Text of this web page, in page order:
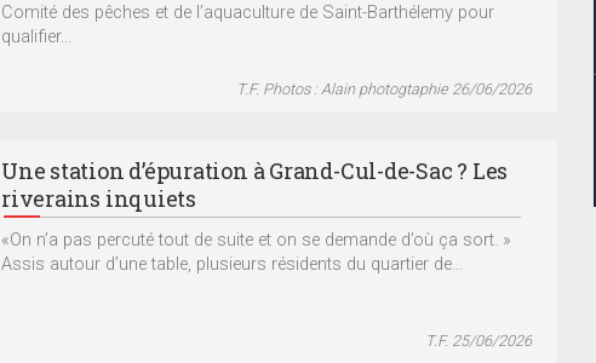
Comité des pêches et de l’aquaculture de Saint-Barthélemy pour
qualifier...
T.F. Photos : Alain photogtaphie 26/06/2026
Une station d’épuration à Grand-Cul-de-Sac ? Les
riverains inquiets
«On n’a pas percuté tout de suite et on se demande d’où ça sort. »
Assis autour d’une table, plusieurs résidents du quartier de...
T.F. 25/06/2026